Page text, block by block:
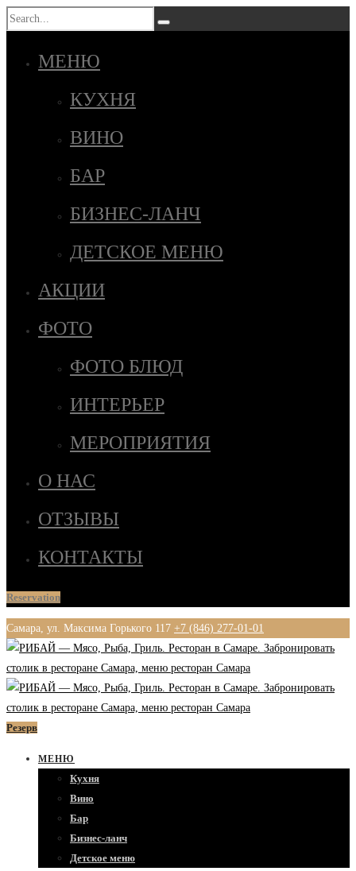
МЕНЮ
КУХНЯ
ВИНО
БАР
БИЗНЕС-ЛАНЧ
ДЕТСКОЕ МЕНЮ
АКЦИИ
ФОТО
ФОТО БЛЮД
ИНТЕРЬЕР
МЕРОПРИЯТИЯ
О НАС
ОТЗЫВЫ
КОНТАКТЫ
Reservation
Самара, ул. Максима Горького 117 +7 (846) 277-01-01
Резерв
МЕНЮ
Кухня
Вино
Бар
Бизнес-ланч
Детское меню